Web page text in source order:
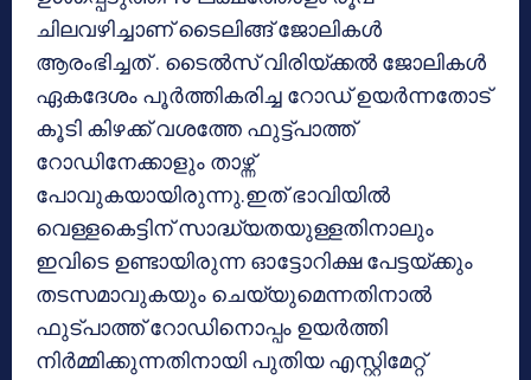
ചിലവഴിച്ചാണ് ടൈലിങ്ങ് ജോലികള്‍
ആരംഭിച്ചത് . ടൈല്‍സ് വിരിയ്ക്കല്‍ ജോലികള്‍
ഏകദേശം പൂര്‍ത്തികരിച്ച റോഡ് ഉയര്‍ന്നതോട്
കൂടി കിഴക്ക് വശത്തേ ഫുട്ട്പാത്ത്
റോഡിനേക്കാളും താഴ്ന്ന്
പോവുകയായിരുന്നു.ഇത് ഭാവിയില്‍
വെള്ളകെട്ടിന് സാദ്ധ്യതയുള്ളതിനാലും
ഇവിടെ ഉണ്ടായിരുന്ന ഓട്ടോറിക്ഷ പേട്ടയ്ക്കും
തടസമാവുകയും ചെയ്യുമെന്നതിനാല്‍
ഫുട്പാത്ത് റോഡിനൊപ്പം ഉയര്‍ത്തി
നിര്‍മ്മിക്കുന്നതിനായി പുതിയ എസ്റ്റിമേറ്റ്